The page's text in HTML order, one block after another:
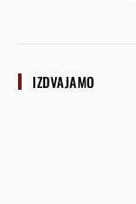
IZDVAJAMO